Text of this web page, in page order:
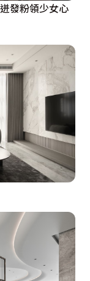
發粉領少女心